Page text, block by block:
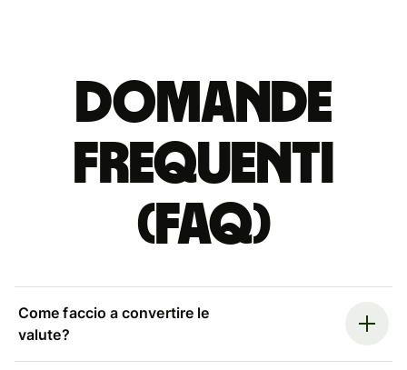
Domande
Frequenti
(FAQ)
Come faccio a convertire le
valute?